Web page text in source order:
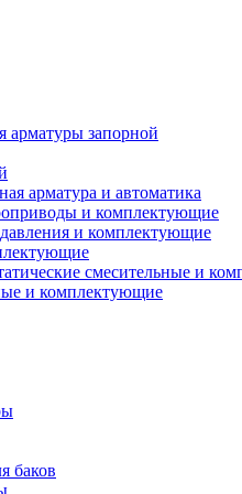
арматуры запорной
арматура и автоматика
и комплектующие
и комплектующие
смесительные и
и комплектующие
баков